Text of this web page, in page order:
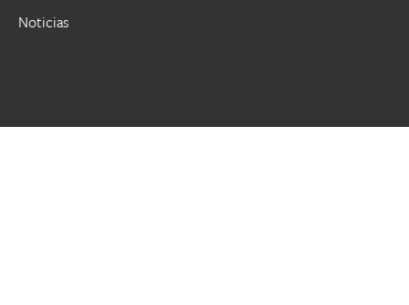
Noticias